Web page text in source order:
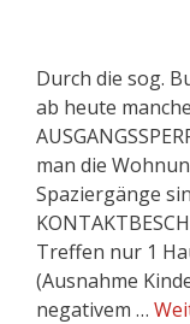
Durch die sog.
ab heute
man die
Spaziergänge
Treffen nur 1
(Ausnahme
negativem …